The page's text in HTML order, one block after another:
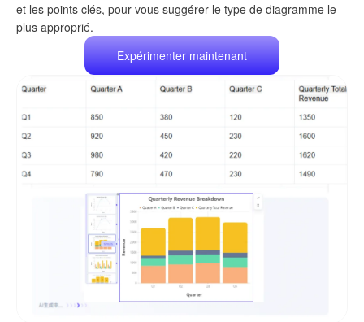
et les points clés, pour vous suggérer le type de diagramme le
plus approprié.
Expérimenter maintenant